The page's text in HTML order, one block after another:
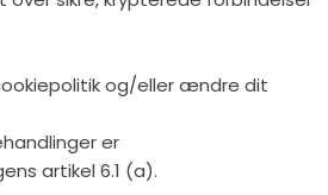
og/eller ændre dit
er
artikel 6.1 (a).